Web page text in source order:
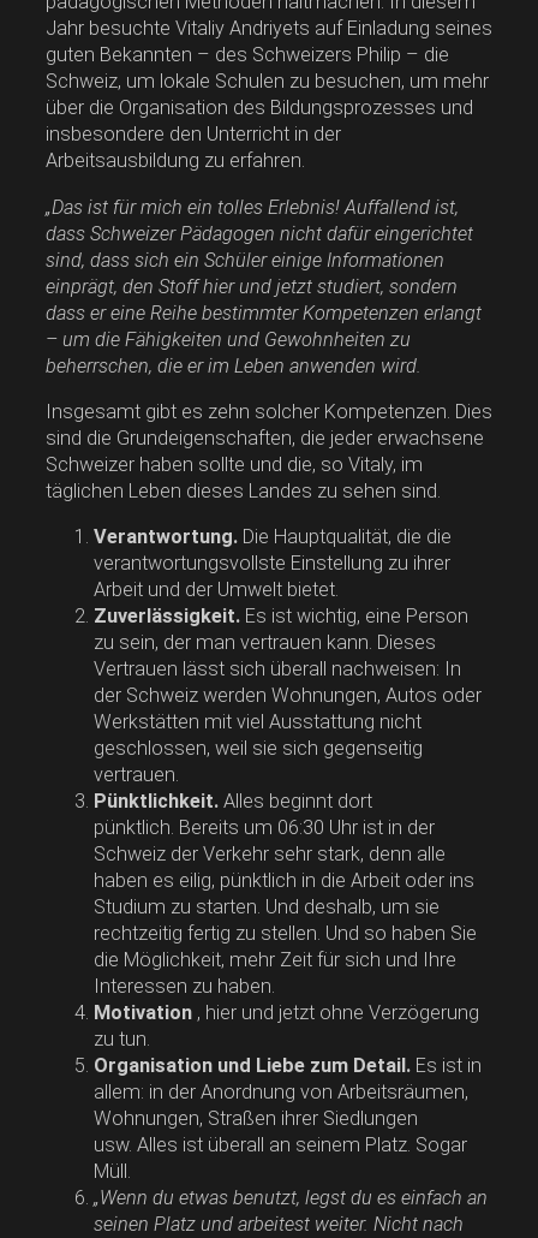
Jahr besuchte Vitaliy Andriyets auf Einladung seines
guten Bekannten – des Schweizers Philip – die
Schweiz, um lokale Schulen zu besuchen, um mehr
über die Organisation des Bildungsprozesses und
insbesondere den Unterricht in der
Arbeitsausbildung zu erfahren.
„Das ist für mich ein tolles Erlebnis! Auffallend ist,
dass Schweizer Pädagogen nicht dafür eingerichtet
sind, dass sich ein Schüler einige Informationen
einprägt, den Stoff hier und jetzt studiert, sondern
dass er eine Reihe bestimmter Kompetenzen erlangt
– um die Fähigkeiten und Gewohnheiten zu
beherrschen, die er im Leben anwenden wird.
Insgesamt gibt es zehn solcher Kompetenzen. Dies
sind die Grundeigenschaften, die jeder erwachsene
Schweizer haben sollte und die, so Vitaly, im
täglichen Leben dieses Landes zu sehen sind.
Verantwortung. Die Hauptqualität, die die
verantwortungsvollste Einstellung zu ihrer
Arbeit und der Umwelt bietet.
Zuverlässigkeit. Es ist wichtig, eine Person
zu sein, der man vertrauen kann. Dieses
Vertrauen lässt sich überall nachweisen: In
der Schweiz werden Wohnungen, Autos oder
Werkstätten mit viel Ausstattung nicht
geschlossen, weil sie sich gegenseitig
vertrauen.
Pünktlichkeit. Alles beginnt dort
pünktlich. Bereits um 06:30 Uhr ist in der
Schweiz der Verkehr sehr stark, denn alle
haben es eilig, pünktlich in die Arbeit oder ins
Studium zu starten. Und deshalb, um sie
rechtzeitig fertig zu stellen. Und so haben Sie
die Möglichkeit, mehr Zeit für sich und Ihre
Interessen zu haben.
Motivation , hier und jetzt ohne Verzögerung
zu tun.
Organisation und Liebe zum Detail. Es ist in
allem: in der Anordnung von Arbeitsräumen,
Wohnungen, Straßen ihrer Siedlungen
usw. Alles ist überall an seinem Platz. Sogar
Müll.
„Wenn du etwas benutzt, legst du es einfach an
seinen Platz und arbeitest weiter. Nicht nach